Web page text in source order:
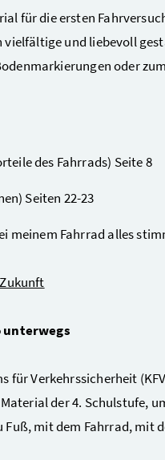
für die ersten
und liebevoll
oder
des Fahrrads) Seite 8
Seiten 22-23
meinem Fahrrad alles
unterwegs
Verkehrssicherheit
der 4. Schulstufe,
mit dem Fahrrad, mit